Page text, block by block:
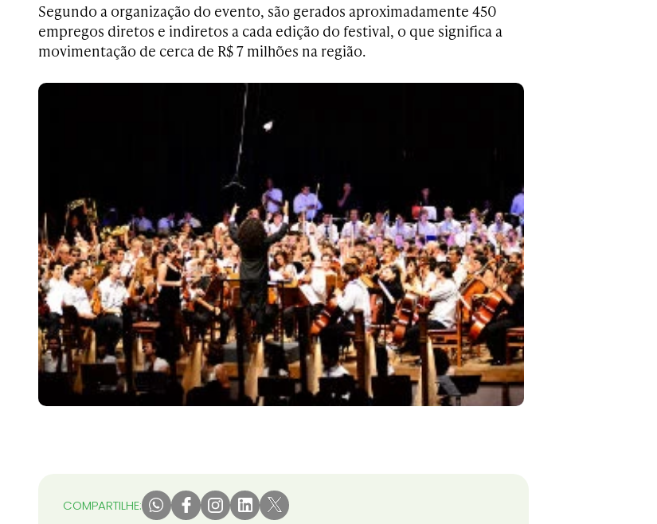
Segundo a organização do evento, são gerados aproximadamente 450
empregos diretos e indiretos a cada edição do festival, o que significa a
movimentação de cerca de R$ 7 milhões na região.
COMPARTILHE: